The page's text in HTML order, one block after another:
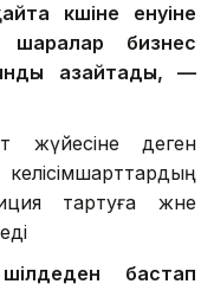
күшіне енуіне
бизнес
азайтады, —
жүйесіне деген
тартуға және
бастап